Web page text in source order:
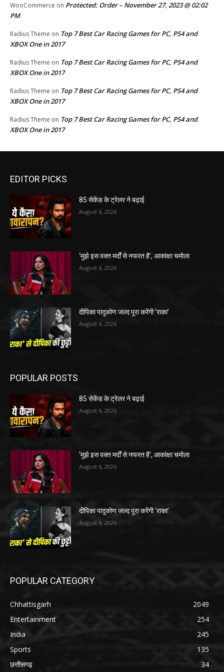
WooCommerce on Protected: Order – November 27, 2023 @ 02:02
PM
Radius Theme on Top 7 Best Car Racing Games for PC, PS4 and
XBOX One in 2017
Radius Theme on Top 7 Best Car Racing Games for PC, PS4 and
XBOX One in 2017
Radius Theme on Top 7 Best Car Racing Games for PC, PS4 and
XBOX One in 2017
Radius Theme on Top 7 Best Car Racing Games for PC, PS4 and
XBOX One in 2017
EDITOR PICKS
85 सेकेंड के ट्रेलर ने बढ़ाई
August 6, 2026
‘मुझे इस वक्त मर्दों से नफरत है’, आकांक्षा चमोला
August 6, 2026
दीपिका पादुकोण जल्द पूरा करेंगी ‘राका’
August 6, 2026
POPULAR POSTS
85 सेकेंड के ट्रेलर ने बढ़ाई
August 6, 2026
‘मुझे इस वक्त मर्दों से नफरत है’, आकांक्षा चमोला
August 6, 2026
दीपिका पादुकोण जल्द पूरा करेंगी ‘राका’
August 6, 2026
POPULAR CATEGORY
Chhattisgarh
2049
Entertainment
254
India
245
Sports
135
छत्तीसगढ़
34